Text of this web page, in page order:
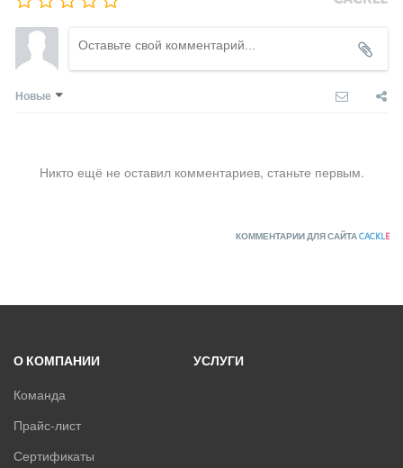
Новые
Никто ещё не оставил комментариев, станьте первым.
КОММЕНТАРИИ ДЛЯ САЙТАCACKLE
О КОМПАНИИ
Команда
Прайс-лист
Сертификаты
УСЛУГИ